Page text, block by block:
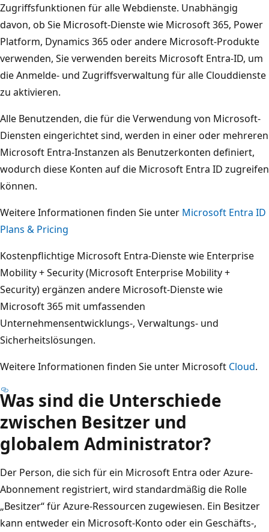
Zugriffsfunktionen für alle Webdienste. Unabhängig
davon, ob Sie Microsoft-Dienste wie Microsoft 365, Power
Platform, Dynamics 365 oder andere Microsoft-Produkte
verwenden, Sie verwenden bereits Microsoft Entra-ID, um
die Anmelde- und Zugriffsverwaltung für alle Clouddienste
zu aktivieren.
Alle Benutzenden, die für die Verwendung von Microsoft-
Diensten eingerichtet sind, werden in einer oder mehreren
Microsoft Entra-Instanzen als Benutzerkonten definiert,
wodurch diese Konten auf die Microsoft Entra ID zugreifen
können.
Weitere Informationen finden Sie unter Microsoft Entra ID
Plans & Pricing
Kostenpflichtige Microsoft Entra-Dienste wie Enterprise
Mobility + Security (Microsoft Enterprise Mobility +
Security) ergänzen andere Microsoft-Dienste wie
Microsoft 365 mit umfassenden
Unternehmensentwicklungs-, Verwaltungs- und
Sicherheitslösungen.
Weitere Informationen finden Sie unter Microsoft Cloud.
Was sind die Unterschiede
zwischen Besitzer und
globalem Administrator?
Der Person, die sich für ein Microsoft Entra oder Azure-
Abonnement registriert, wird standardmäßig die Rolle
„Besitzer“ für Azure-Ressourcen zugewiesen. Ein Besitzer
kann entweder ein Microsoft-Konto oder ein Geschäfts-,